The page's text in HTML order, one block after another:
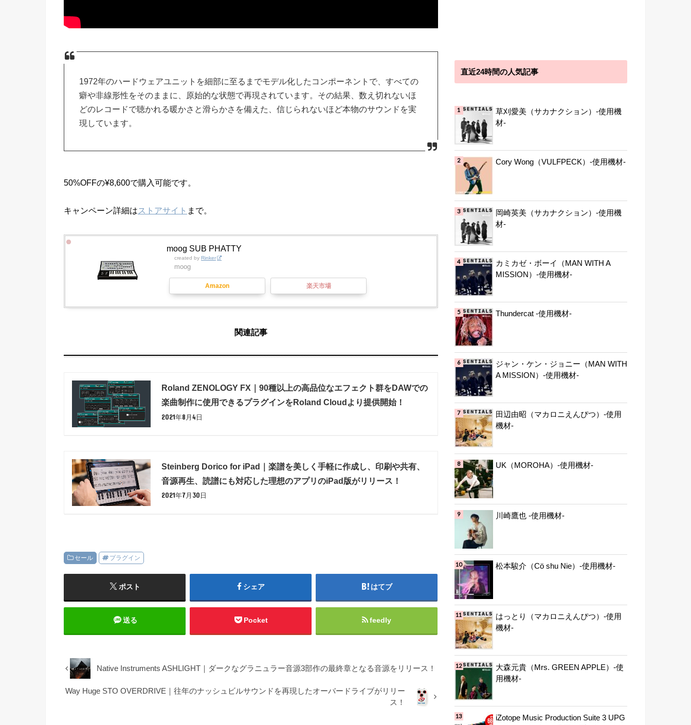
1972年のハードウェアユニットを細部に至るまでモデル化したコンポーネントで、すべての
癖や非線形性をそのままに、原始的な状態で再現されています。その結果、数え切れないほ
どのレコードで聴かれる暖かさと滑らかさを備えた、信じられないほど本物のサウンドを実
現しています。
50%OFFの¥8,600で購入可能です。
キャンペーン詳細はストアサイト まで。
moog SUB PHATTY
created by Rinker
moog
Amazon 楽天市場
関連記事
Roland ZENOLOGY FX｜90種以上の高品位なエフェクト群をDAWでの
楽曲制作に使用できるプラグインをRoland Cloudより提供開始！
2021年8月4日
Steinberg Dorico for iPad｜楽譜を美しく手軽に作成し、印刷や共有、
音源再生、読譜にも対応した理想のアプリのiPad版がリリース！
2021年7月30日
セール プラグイン
ポスト シェア はてブ
送る Pocket feedly
Native Instruments ASHLIGHT｜ダークなグラニュラー音源3部作の最終章となる音源をリリース！
Way Huge STO OVERDRIVE｜往年のナッシュビルサウンドを再現したオーバードライブがリリー
ス！
直近24時間の人気記事
草刈愛美（サカナクション）-使用機
材-
Cory Wong（VULFPECK）-使用機材-
岡崎英美（サカナクション）-使用機
材-
カミカゼ・ボーイ（MAN WITH A
MISSION）-使用機材-
Thundercat -使用機材-
ジャン・ケン・ジョニー（MAN WITH
A MISSION）-使用機材-
田辺由昭（マカロニえんぴつ）-使用
機材-
UK（MOROHA）-使用機材-
川崎鷹也 -使用機材-
松本駿介（Cö shu Nie）-使用機材-
はっとり（マカロニえんぴつ）-使用
機材-
大森元貴（Mrs. GREEN APPLE）-使
用機材-
iZotope Music Production Suite 3 UPG